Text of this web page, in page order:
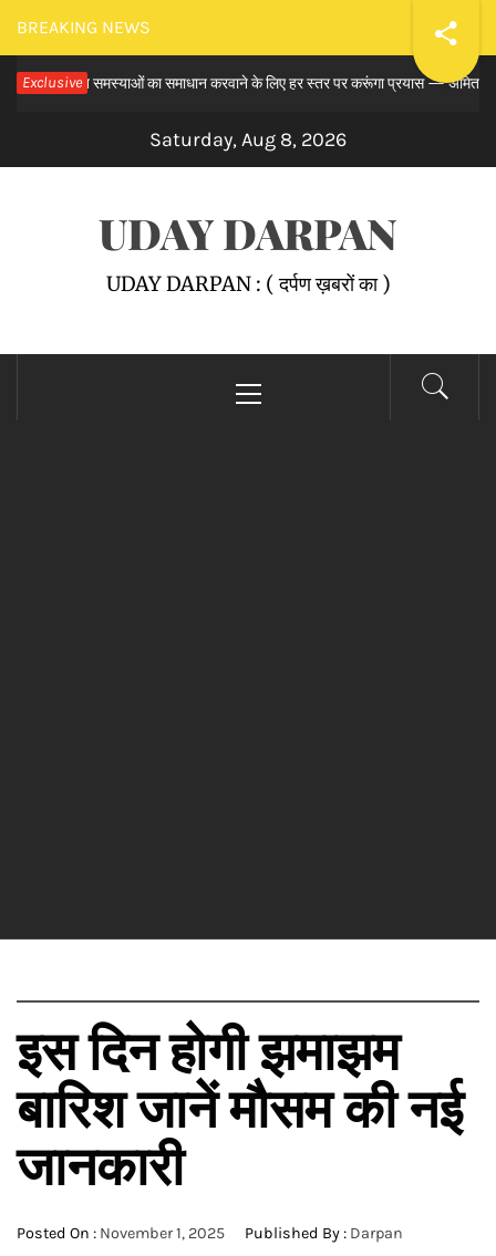
Skip
to
content
BREAKING NEWS
Exclusive
समस्याओं का समाधान करवाने के लिए हर स्तर पर करूंगा प्रयास — अमित तनेजा
Saturday, Aug 8, 2026
UDAY DARPAN
UDAY DARPAN : ( दर्पण ख़बरों का )
Menu
इस दिन होगी झमाझम
बारिश जानें मौसम की नई
जानकारी
Posted On : November 1, 2025 Published By : Darpan